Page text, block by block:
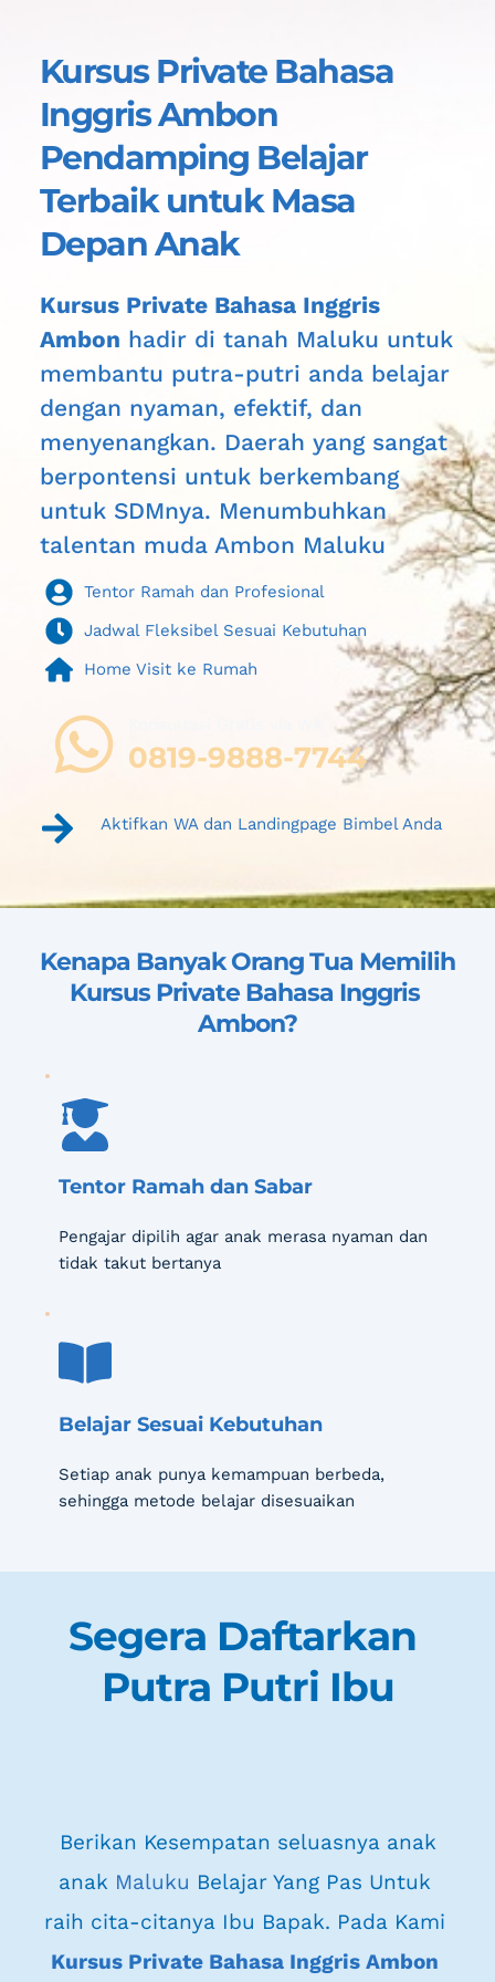
Kursus Private Bahasa
Pendamping Belajar
Terbaik untuk Masa
Depan Anak
Kursus Private Bahasa Inggris
Ambon hadir di tanah Maluku untuk
membantu putra-putri anda belajar
dengan nyaman, efektif, dan
menyenangkan. Daerah yang sangat
berpontensi untuk berkembang
untuk SDMnya. Menumbuhkan
talentan muda Ambon Maluku
Tentor Ramah dan Profesional
Jadwal Fleksibel Sesuai Kebutuhan
Home Visit ke Rumah
0819-9888-7744
Aktifkan WA dan Landingpage Bimbel Anda
Kenapa Banyak Orang Tua Memilih
Kursus Private Bahasa Inggris
Ambon?
Tentor Ramah dan Sabar
Pengajar dipilih agar anak merasa nyaman dan
tidak takut bertanya
Belajar Sesuai Kebutuhan
Setiap anak punya kemampuan berbeda,
sehingga metode belajar disesuaikan
Segera Daftarkan
Putra Putri Ibu
anak Maluku Belajar Yang Pas Untuk
Kursus Private Bahasa Inggris Ambon